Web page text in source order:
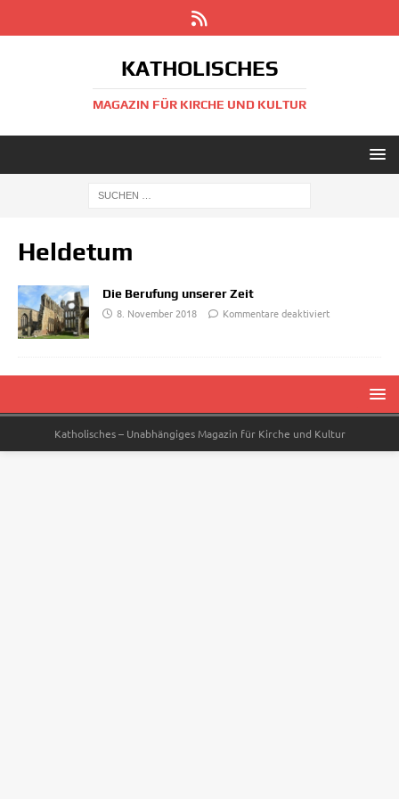
KATHOLISCHES
MAGAZIN FÜR KIRCHE UND KULTUR
Heldetum
Die Berufung unserer Zeit
8. November 2018
Kommentare deaktiviert
Katholisches – Unabhängiges Magazin für Kirche und Kultur